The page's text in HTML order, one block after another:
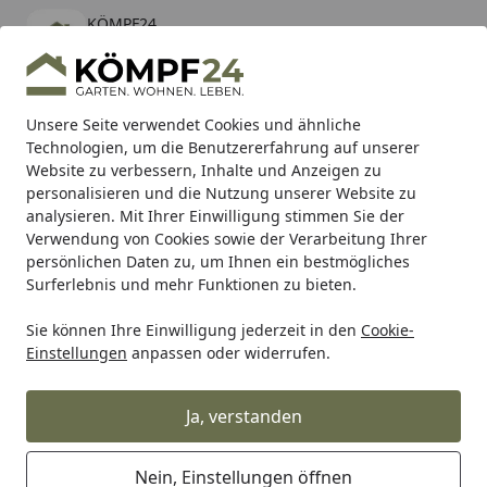
Unsere Seite verwendet Cookies und ähnliche
Technologien, um die Benutzererfahrung auf unserer
Website zu verbessern, Inhalte und Anzeigen zu
personalisieren und die Nutzung unserer Website zu
analysieren. Mit Ihrer Einwilligung stimmen Sie der
Verwendung von Cookies sowie der Verarbeitung Ihrer
persönlichen Daten zu, um Ihnen ein bestmögliches
Surferlebnis und mehr Funktionen zu bieten.
Sie können Ihre Einwilligung jederzeit in den Cookie-
Einstellungen anpassen oder widerrufen.
Ja, verstanden
Nein, Einstellungen öffnen
KÖMPF24
kostenlos - Im App Store
Hotline
Alle Produkte
Mein Konto
Suchen
Karibu Pools inkl. gratis Sandfilteranlage & Pool-
Starterset (Gesamtwert bis 468,99€)
Startseite
Alles für den Garten Gartenhaus Zubehör für
Skan Holz Anbauschuppen groß für
Skan Holz Gartenhäuser Lugano,
Bern, St. Moritz, Ontario